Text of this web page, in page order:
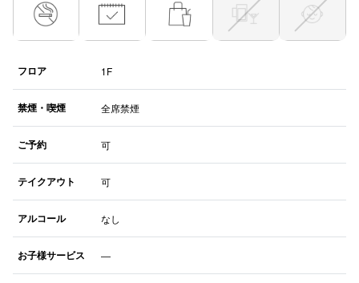
フロア 1F
禁煙・喫煙 全席禁煙
ご予約 可
テイクアウト 可
アルコール なし
お子様サービス ―
仙台フォ